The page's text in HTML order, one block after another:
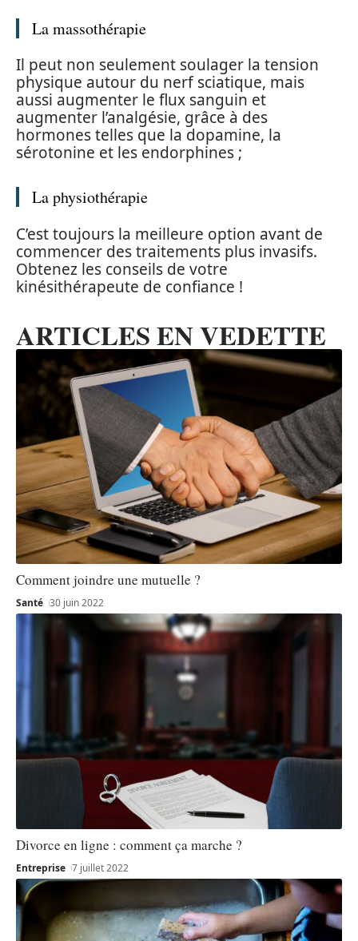
La massothérapie
Il peut non seulement soulager la tension
physique autour du nerf sciatique, mais
aussi augmenter le flux sanguin et
augmenter l’analgésie, grâce à des
hormones telles que la dopamine, la
sérotonine et les endorphines ;
La physiothérapie
C’est toujours la meilleure option avant de
commencer des traitements plus invasifs.
Obtenez les conseils de votre
kinésithérapeute de confiance !
ARTICLES EN VEDETTE
Comment joindre une mutuelle ?
Santé 30 juin 2022
Divorce en ligne : comment ça marche ?
Entreprise 7 juillet 2022